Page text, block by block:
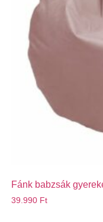
Fánk babzsák
39.990 Ft